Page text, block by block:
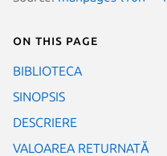
On this page
BIBLIOTECA
SINOPSIS
DESCRIERE
VALOAREA RETURNATĂ